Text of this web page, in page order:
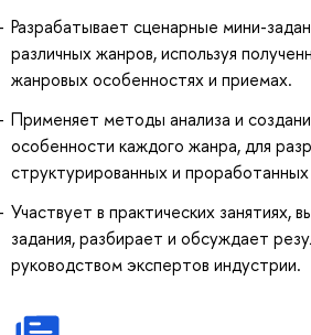
Разрабатывает сценарные мини-
различных жанров, используя
жанровых особенностях и приемах.
Применяет методы анализа и
особенности каждого жанра, для
структурированных и
Участвует в практических занятиях,
задания, разбирает и обсуждает
руководством экспертов индустрии.